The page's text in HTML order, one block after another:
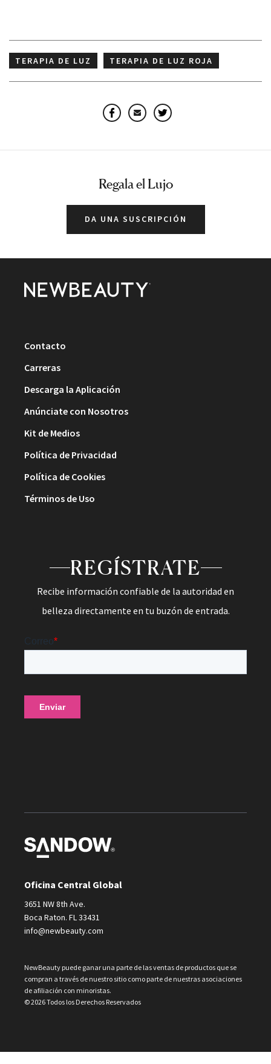
TERAPIA DE LUZ TERAPIA DE LUZ ROJA
Facebook
EmailTwitter
Regala el Lujo
DA UNA SUSCRIPCIÓN
Contacto
Carreras
Descarga la Aplicación
Anúnciate con Nosotros
Kit de Medios
Política de Privacidad
Política de Cookies
Términos de Uso
REGÍSTRATE
Recibe información confiable de la autoridad en
belleza directamente en tu buzón de entrada.
Oficina Central Global
3651 NW 8th Ave.
Boca Raton. FL 33431
info@newbeauty.com
NewBeauty puede ganar una parte de las ventas de productos que se
compran a través de nuestro sitio como parte de nuestras asociaciones
de afiliación con minoristas.
© 2026 Todos los Derechos Reservados